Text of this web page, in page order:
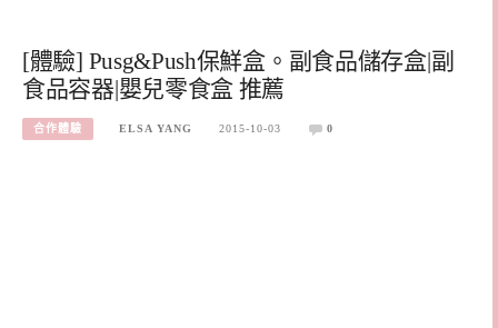
[體驗] Pusg&Push保鮮盒。副食品儲存盒|副
食品容器|嬰兒零食盒 推薦
合作體驗 ELSA YANG 2015-10-03 0